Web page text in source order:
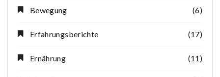
Bewegung (6)
Erfahrungsberichte (17)
Ernährung (11)